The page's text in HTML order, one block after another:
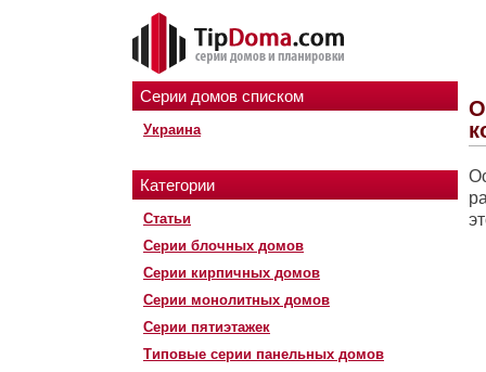
Серии домов списком
Украина
Категории
Статьи
Серии блочных домов
Серии кирпичных домов
Серии монолитных домов
Серии пятиэтажек
Типовые серии панельных домов